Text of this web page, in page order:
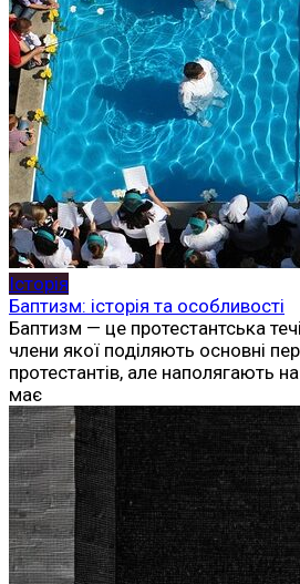
Історія
Баптизм: історія та особливості
Баптизм — це протестантська
члени якої поділяють основні
протестантів, але наполягають
має